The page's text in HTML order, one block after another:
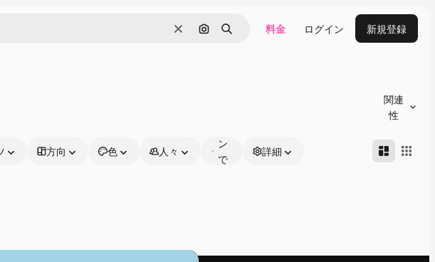
消去 画像で検索
検索 料金 ログイン 新規登録
関連
性
方向 色 人々
ン
で
詳細